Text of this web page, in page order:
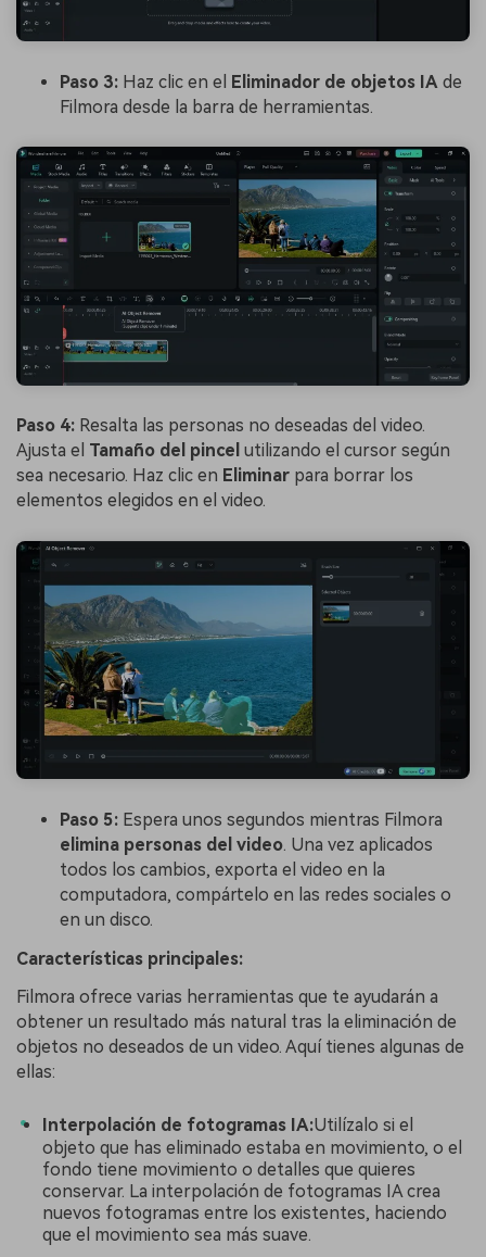
Paso 3: Haz clic en el Eliminador de objetos IA de
Filmora desde la barra de herramientas.
Paso 4: Resalta las personas no deseadas del video.
Ajusta el Tamaño del pincel utilizando el cursor según
sea necesario. Haz clic en Eliminar para borrar los
elementos elegidos en el video.
Paso 5: Espera unos segundos mientras Filmora
elimina personas del video. Una vez aplicados
todos los cambios, exporta el video en la
computadora, compártelo en las redes sociales o
en un disco.
Características principales:
Filmora ofrece varias herramientas que te ayudarán a
obtener un resultado más natural tras la eliminación de
objetos no deseados de un video. Aquí tienes algunas de
ellas:
Interpolación de fotogramas IA:Utilízalo si el
objeto que has eliminado estaba en movimiento, o el
fondo tiene movimiento o detalles que quieres
conservar. La interpolación de fotogramas IA crea
nuevos fotogramas entre los existentes, haciendo
que el movimiento sea más suave.